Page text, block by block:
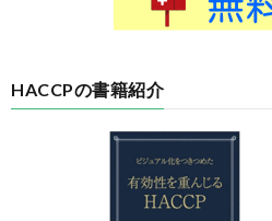
HACCPの書籍紹介